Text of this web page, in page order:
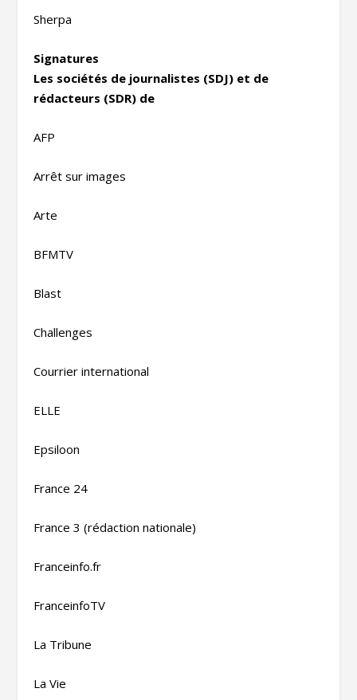
Sherpa
Signatures
Les sociétés de journalistes (SDJ) et de
rédacteurs (SDR) de
AFP
Arrêt sur images
Arte
BFMTV
Blast
Challenges
Courrier international
ELLE
Epsiloon
France 24
France 3 (rédaction nationale)
Franceinfo.fr
FranceinfoTV
La Tribune
La Vie